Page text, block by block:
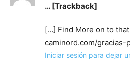
… [Trackback]
[…] Find More on to that
caminord.com/
Iniciar sesión para dejar